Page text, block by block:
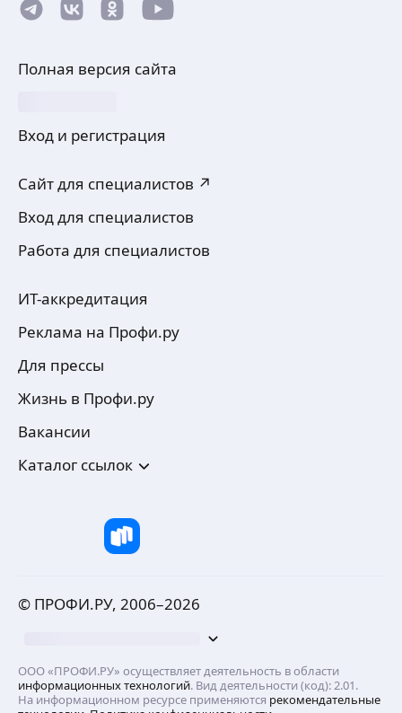
Полная версия сайта
Вход и регистрация
Сайт для специалистов ↗
Вход для специалистов
Работа для специалистов
ИТ-аккредитация
Реклама на Профи.ру
Для прессы
Жизнь в Профи.ру
Вакансии
Каталог ссылок
© ПРОФИ.РУ, 2006–2026
ООО «ПРОФИ.РУ» осуществляет деятельность в области
информационных технологий. Вид деятельности (код): 2.01.
На информационном ресурсе применяются рекомендательные